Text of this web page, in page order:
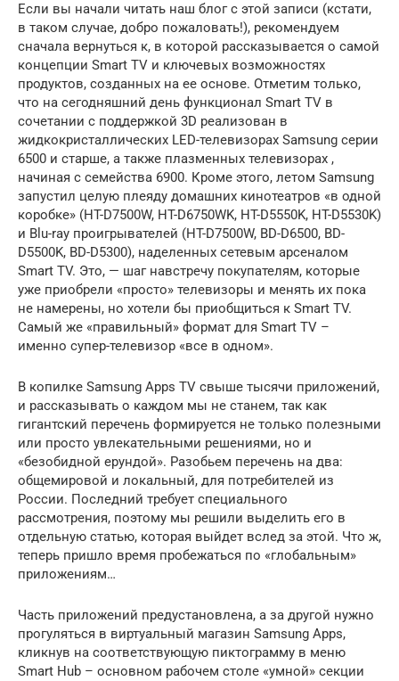
Если вы начали читать наш блог с этой записи (кстати,
в таком случае, добро пожаловать!), рекомендуем
сначала вернуться к, в которой рассказывается о самой
концепции Smart TV и ключевых возможностях
продуктов, созданных на ее основе. Отметим только,
что на сегодняшний день функционал Smart TV в
сочетании с поддержкой 3D реализован в
жидкокристаллических LED-телевизорах Samsung серии
6500 и старше, а также плазменных телевизорах ,
начиная с семейства 6900. Кроме этого, летом Samsung
запустил целую плеяду домашних кинотеатров «в одной
коробке» (HT-D7500W, HT-D6750WK, HT-D5550K, HT-D5530K)
и Blu-ray проигрывателей (HT-D7500W, BD-D6500, BD-
D5500K, BD-D5300), наделенных сетевым арсеналом
Smart TV. Это, — шаг навстречу покупателям, которые
уже приобрели «просто» телевизоры и менять их пока
не намерены, но хотели бы приобщиться к Smart TV.
Самый же «правильный» формат для Smart TV –
именно супер-телевизор «все в одном».
В копилке Samsung Apps TV свыше тысячи приложений,
и рассказывать о каждом мы не станем, так как
гигантский перечень формируется не только полезными
или просто увлекательными решениями, но и
«безобидной ерундой». Разобьем перечень на два:
общемировой и локальный, для потребителей из
России. Последний требует специального
рассмотрения, поэтому мы решили выделить его в
отдельную статью, которая выйдет вслед за этой. Что ж,
теперь пришло время пробежаться по «глобальным»
приложениям…
Часть приложений предустановлена, а за другой нужно
прогуляться в виртуальный магазин Samsung Apps,
кликнув на соответствующую пиктограмму в меню
Smart Hub – основном рабочем столе «умной» секции